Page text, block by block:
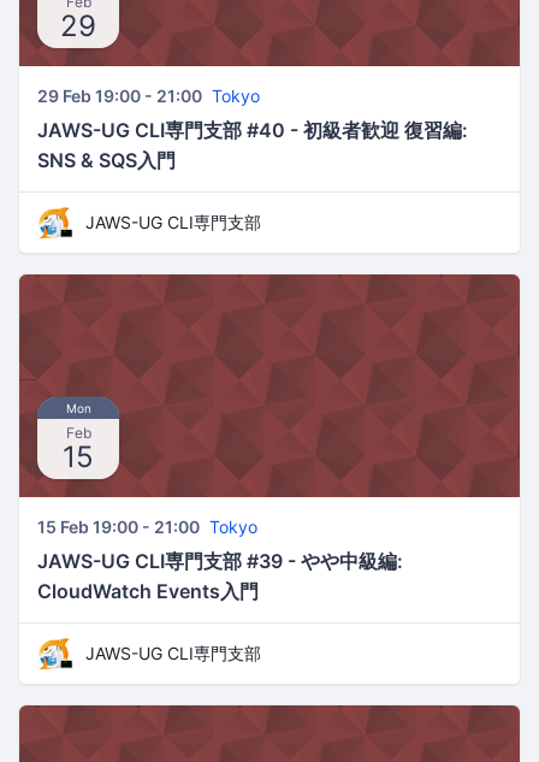
29
29 Feb 19:00 - 21:00 Tokyo
JAWS-UG CLI専門支部 #40 - 初級者歓迎 復習編:
SNS & SQS入門
JAWS-UG CLI専門支部
Mon
Feb
15
15 Feb 19:00 - 21:00 Tokyo
JAWS-UG CLI専門支部 #39 - やや中級編:
CloudWatch Events入門
JAWS-UG CLI専門支部